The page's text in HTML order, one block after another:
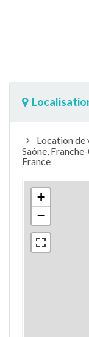
Location de
Saône,
France
+
−